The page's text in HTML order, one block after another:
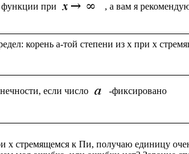
функции при
корень a-той степени из x при x
если число
стремящемся к Пи, получаю единицу